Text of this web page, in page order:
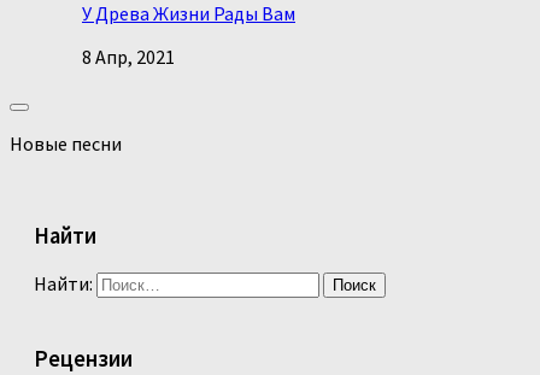
У Древа Жизни Рады Вам
8 Апр, 2021
Новые песни
Найти
Найти:
Рецензии